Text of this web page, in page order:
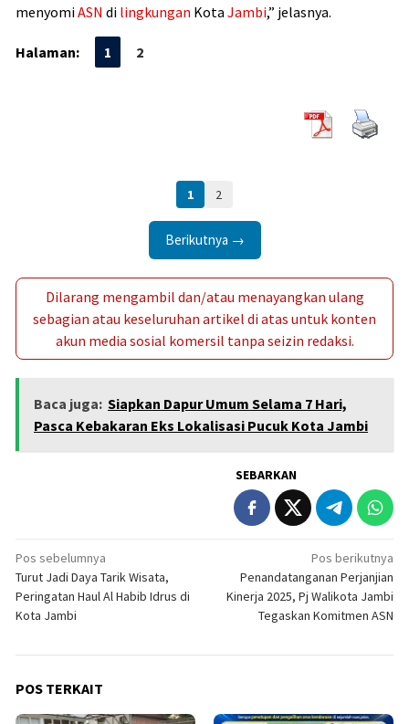
menyomiASN di lingkungan Kota Jambi,” jelasnya.
Halaman: 1 2
1 2
Berikutnya →
Dilarang mengambil dan/atau menayangkan ulang
sebagian atau keseluruhan artikel di atas untuk konten
akun media sosial komersil tanpa seizin redaksi.
Baca juga: Siapkan Dapur Umum Selama 7 Hari,
Pasca Kebakaran Eks Lokalisasi Pucuk Kota Jambi
SEBARKAN
Navigasi
pos
Pos sebelumnya
Turut Jadi Daya Tarik Wisata,
Peringatan Haul Al Habib Idrus di
Kota Jambi
Pos berikutnya
Penandatanganan Perjanjian
Kinerja 2025, Pj Walikota Jambi
Tegaskan Komitmen ASN
POS TERKAIT